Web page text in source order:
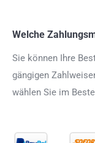
Welche
Sie können Ihre
gängigen
wählen Sie im